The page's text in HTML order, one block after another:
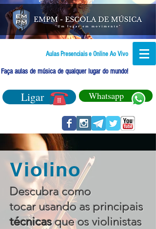
Aulas Presenciais e Online Ao Vivo
Faça aulas de música de qualquer lugar do mundo!
Ligar Whatsapp
Violino
Descubra como
tocar usando as principais
técnicasque os violinistas